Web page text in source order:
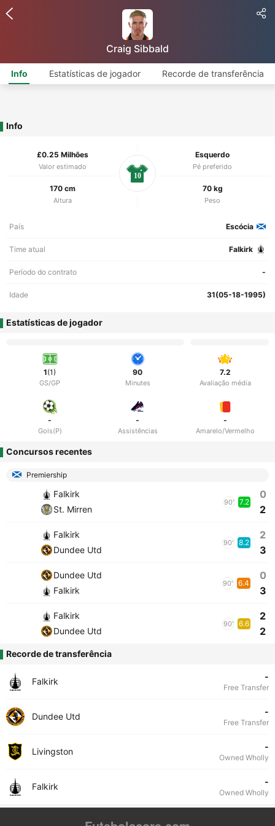
Craig Sibbald
Info Estatísticas de jogador Recorde de transferência
Info
£0.25 Milhões
Valor estimado
Esquerdo
Pé preferido
170 cm
Altura
70 kg
Peso
10
País Escócia
Time atual Falkirk
Período do contrato -
Idade 31(05-18-1995)
Estatísticas de jogador
1(1)
GS/GP
90
Minutes
7.2
Avaliação média
-
Gols(P)
-
Assistências
-
Amarelo/Vermelho
Concursos recentes
Premiership
Falkirk
St. Mirren
90' 7.2
0
2
Falkirk
Dundee Utd
90' 8.2
2
3
Dundee Utd
Falkirk
90' 6.4
0
3
Falkirk
Dundee Utd
90' 6.6
2
2
Recorde de transferência
Falkirk -
Free Transfer
Dundee Utd -
Free Transfer
Livingston -
Owned Wholly
Falkirk -
Owned Wholly